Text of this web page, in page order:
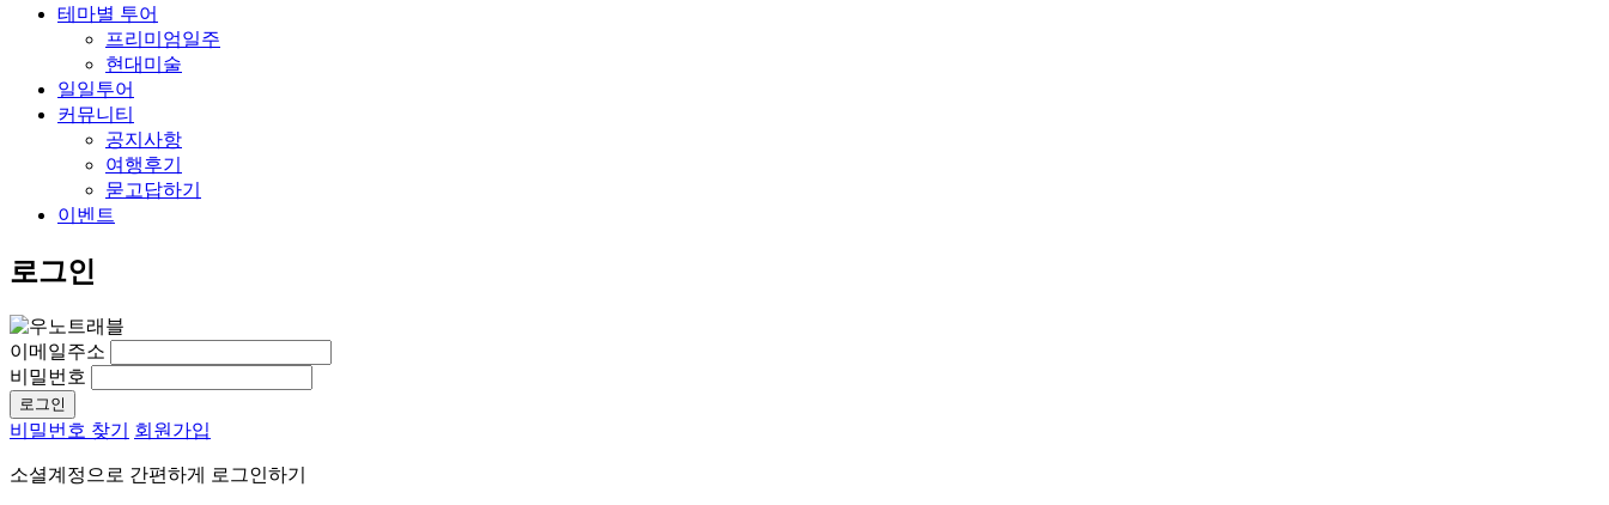
테마별 투어
프리미엄일주
현대미술
일일투어
커뮤니티
공지사항
여행후기
묻고답하기
이벤트
로그인
이메일주소
비밀번호
비밀번호 찾기 회원가입
소셜계정으로 간편하게 로그인하기